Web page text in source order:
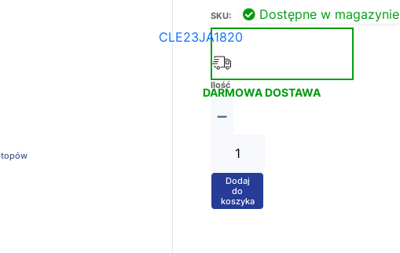
Dostępne w magazynie
SKU:
CLE23JA1820
DARMOWA DOSTAWA
Ilość
−
+
Dodaj
do
koszyka